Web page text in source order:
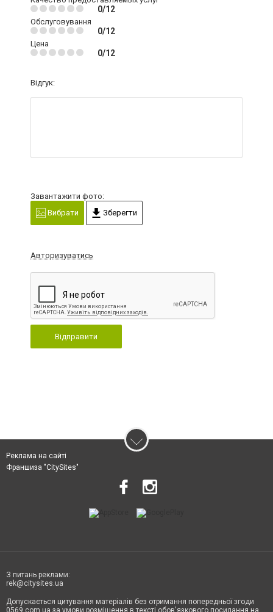
0/12
Обслуговування
0/12
Цена
0/12
Відгук:
Завантажити фото:
Вибрати
Зберегти
Авторизуватись
Відправити
Реклама на сайті
Франшиза "CitySites"
З питань реклами:
rek@citysites.ua
Допускається цитування матеріалів без отримання попередньої згоди
0569.com.ua за умови розміщення в тексті обов'язкового посилання на